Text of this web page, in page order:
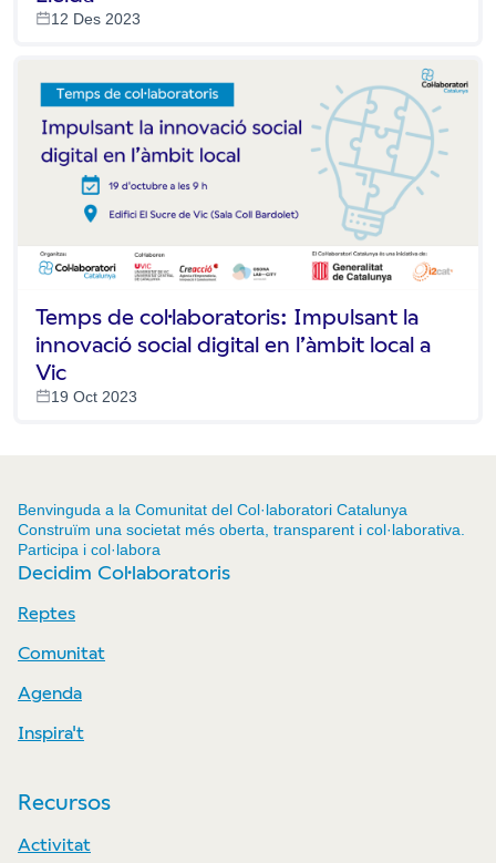
12 Des 2023
Temps de col·laboratoris: Impulsant la
innovació social digital en l’àmbit local a
Vic
19 Oct 2023
Benvinguda a la Comunitat del Col·laboratori Catalunya
Construïm una societat més oberta, transparent i col·laborativa.
Participa i col·labora
Decidim Col·laboratoris
Reptes
Comunitat
Agenda
Inspira't
Recursos
Activitat